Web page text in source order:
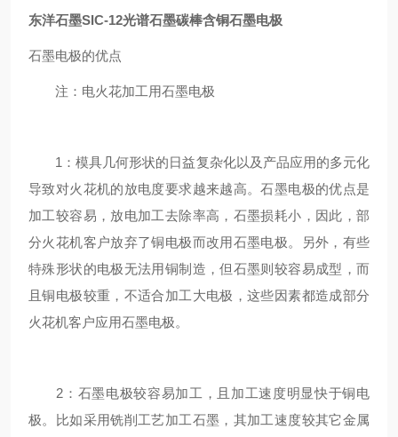
东洋石墨SIC-12光谱石墨碳棒含铜石墨电极
石墨电极的优点
注：电火花加工用石墨电极
1：模具几何形状的日益复杂化以及产品应用的多元化
导致对火花机的放电度要求越来越高。石墨电极的优点是
加工较容易，放电加工去除率高，石墨损耗小，因此，部
分火花机客户放弃了铜电极而改用石墨电极。另外，有些
特殊形状的电极无法用铜制造，但石墨则较容易成型，而
且铜电极较重，不适合加工大电极，这些因素都造成部分
火花机客户应用石墨电极。
2：石墨电极较容易加工，且加工速度明显快于铜电
极。比如采用铣削工艺加工石墨，其加工速度较其它金属